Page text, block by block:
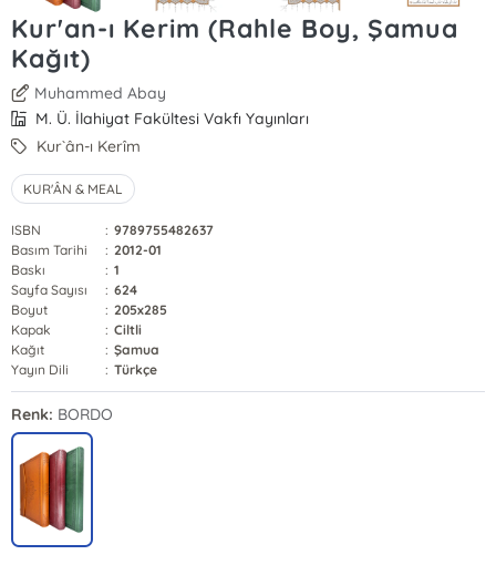
Kur'an-ı Kerim (Rahle Boy, Şamua
Kağıt)
Muhammed Abay
M. Ü. İlahiyat Fakültesi Vakfı Yayınları
Kur`ân-ı Kerîm
KUR'ÂN & MEAL
ISBN : 9789755482637
Basım Tarihi
: 2012-01
Baskı
: 1
Sayfa Sayısı
: 624
Boyut
: 205x285
Kapak
: Ciltli
Kağıt
: Şamua
Yayın Dili
: Türkçe
Renk: BORDO